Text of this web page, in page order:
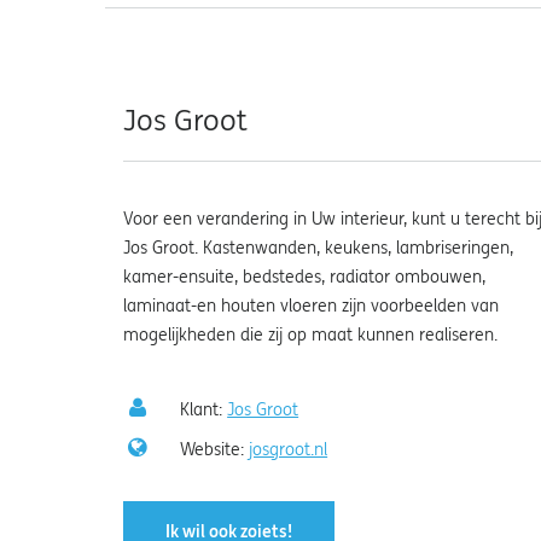
Jos Groot
Voor een verandering in Uw interieur, kunt u terecht bij
Jos Groot. Kastenwanden, keukens, lambriseringen,
kamer-ensuite, bedstedes, radiator ombouwen,
laminaat-en houten vloeren zijn voorbeelden van
mogelijkheden die zij op maat kunnen realiseren.
Klant:Jos Groot
Website: josgroot.nl
Ik wil ook zoiets!